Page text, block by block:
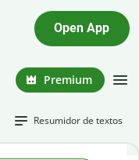
Open App
Premium
Resumidor de textos